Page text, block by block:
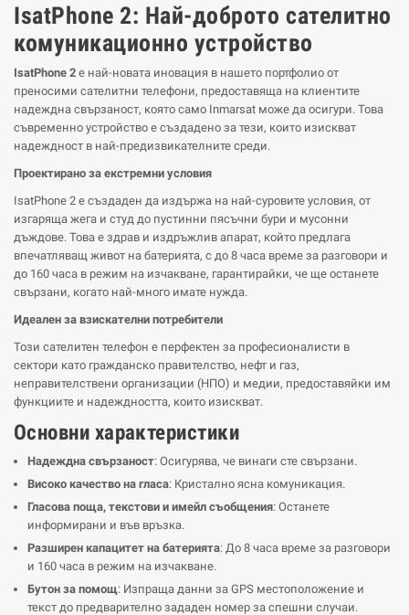
IsatPhone 2: Най-доброто сателитно
комуникационно устройство
IsatPhone 2 е най-новата иновация в нашето портфолио от
преносими сателитни телефони, предоставяща на клиентите
надеждна свързаност, която само Inmarsat може да осигури. Това
съвременно устройство е създадено за тези, които изискват
надеждност в най-предизвикателните среди.
Проектирано за екстремни условия
IsatPhone 2 е създаден да издържа на най-суровите условия, от
изгаряща жега и студ до пустинни пясъчни бури и мусонни
дъждове. Това е здрав и издръжлив апарат, който предлага
впечатляващ живот на батерията, с до 8 часа време за разговори и
до 160 часа в режим на изчакване, гарантирайки, че ще останете
свързани, когато най-много имате нужда.
Идеален за взискателни потребители
Този сателитен телефон е перфектен за професионалисти в
сектори като гражданско правителство, нефт и газ,
неправителствени организации (НПО) и медии, предоставяйки им
функциите и надеждността, които изискват.
Основни характеристики
Надеждна свързаност: Осигурява, че винаги сте свързани.
Високо качество на гласа: Кристално ясна комуникация.
Гласова поща, текстови и имейл съобщения: Останете
информирани и във връзка.
Разширен капацитет на батерията: До 8 часа време за разговори
и 160 часа в режим на изчакване.
Бутон за помощ: Изпраща данни за GPS местоположение и
текст до предварително зададен номер за спешни случаи.